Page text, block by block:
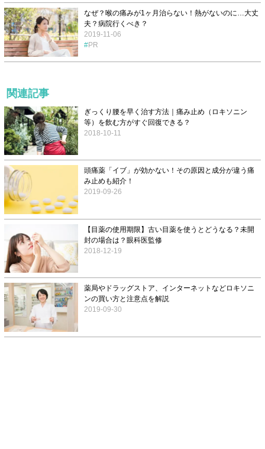
なぜ？喉の痛みが1ヶ月治らない！熱がないのに…大丈
夫？病院行くべき？
2019-11-06
PR
関連記事
ぎっくり腰を早く治す方法｜痛み止め（ロキソニン
等）を飲む方がすぐ回復できる？
2018-10-11
頭痛薬「イブ」が効かない！その原因と成分が違う痛
み止めも紹介！
2019-09-26
【目薬の使用期限】古い目薬を使うとどうなる？未開
封の場合は？眼科医監修
2018-12-19
薬局やドラッグストア、インターネットなどロキソニ
ンの買い方と注意点を解説
2019-09-30